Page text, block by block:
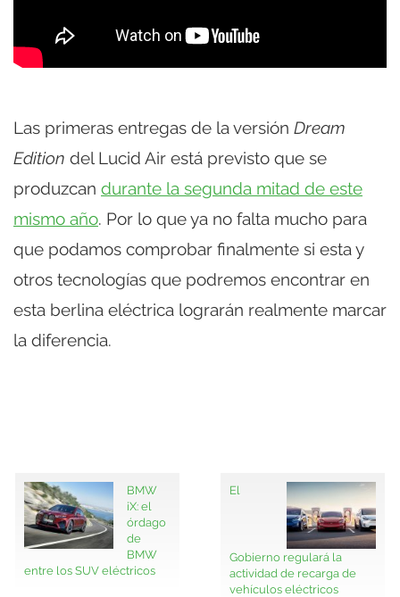
Las primeras entregas de la versión Dream
Edition del Lucid Air está previsto que se
produzcan durante la segunda mitad de este
mismo año. Por lo que ya no falta mucho para
que podamos comprobar finalmente si esta y
otros tecnologías que podremos encontrar en
esta berlina eléctrica lograrán realmente marcar
la diferencia.
BMW
iX: el
órdago
de
BMW
entre los SUV eléctricos
El
Gobierno regulará la
actividad de recarga de
vehículos eléctricos